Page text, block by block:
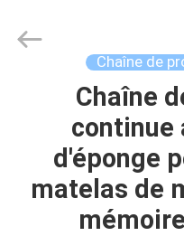
MAISON
PRODUITS
equipment
Chaîne de
Chaîne
continue
d'éponge
matelas de